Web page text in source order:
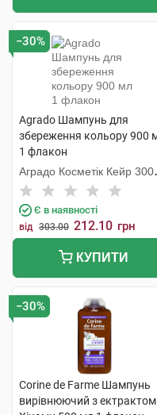
−30%
Agrado Шампунь для
збереження кольору 900
1 флакон
Аградо Косметік Кейр
С.Л.У.
Є в наявності
від 303.00 212.10 грн
КУПИТИ
−30%
Corine de Farme Шампунь
вирівнюючий з ектрактом